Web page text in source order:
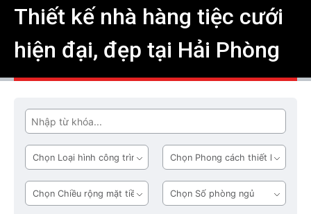
Thiết kế nhà hàng tiệc cưới
hiện đại, đẹp tại Hải Phòng
Tìm
Loại
hình
công
trình
Phong
cách
thiết
kế
Chiều
rộng
Số
phòng